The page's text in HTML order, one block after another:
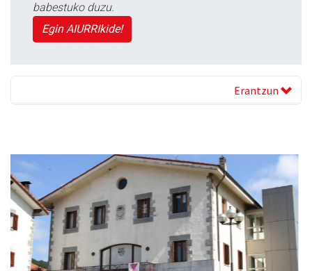
babestuko duzu.
Egin AIURRIkide!
Erantzun